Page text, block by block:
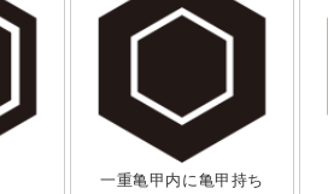
一重亀甲内に亀甲持ち